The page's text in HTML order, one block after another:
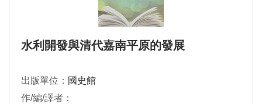
水利開發與清代嘉南平原的發展
出版單位： 國史館
作/編/譯者：